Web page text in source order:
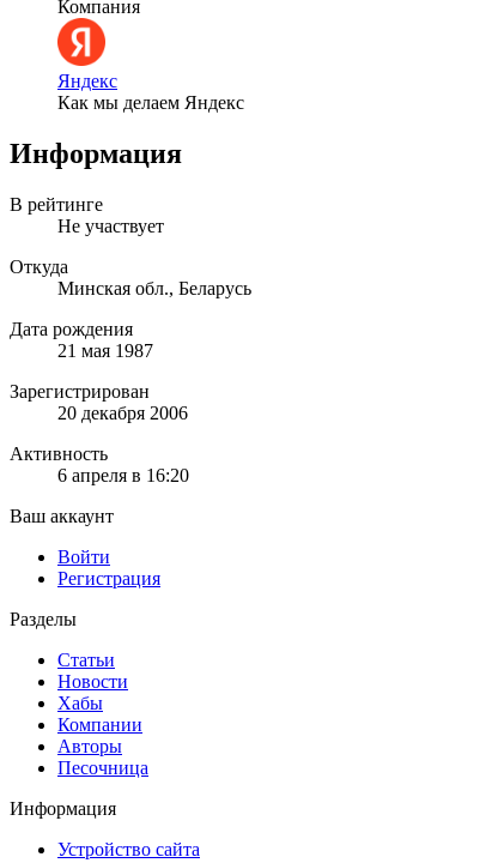
Компания
Яндекс
Как мы делаем Яндекс
Информация
В рейтинге
Не участвует
Откуда
Минская обл., Беларусь
Дата рождения
21 мая 1987
Зарегистрирован
20 декабря 2006
Активность
6 апреля в 16:20
Ваш аккаунт
Войти
Регистрация
Разделы
Статьи
Новости
Хабы
Компании
Авторы
Песочница
Информация
Устройство сайта